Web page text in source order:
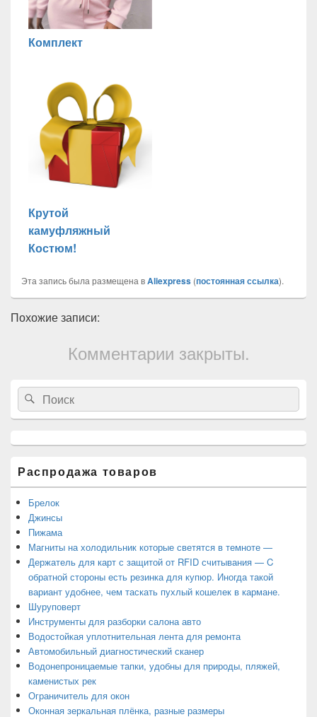
Комплект
Крутой
камуфляжный
Костюм!
Эта запись была размещена вAliexpress (постоянная ссылка).
Похожие записи:
Комментарии закрыты.
Область
основной
боковой
панели
Search
for:
Search
Распродажа товаров
Брелок
Джинсы
Пижама
Магниты на холодильник которые светятся в темноте —
Держатель для карт с защитой от RFID считывания — C
обратной стороны есть резинка для купюр. Иногда такой
вариант удобнее, чем таскать пухлый кошелек в кармане.
Шуруповерт
Инструменты для разборки салона авто
Водостойкая уплотнительная лента для ремонта
Автомобильный диагностический сканер
Водонепроницаемые тапки, удобны для природы, пляжей,
каменистых рек
Ограничитель для окон
Оконная зеркальная плёнка, разные размеры